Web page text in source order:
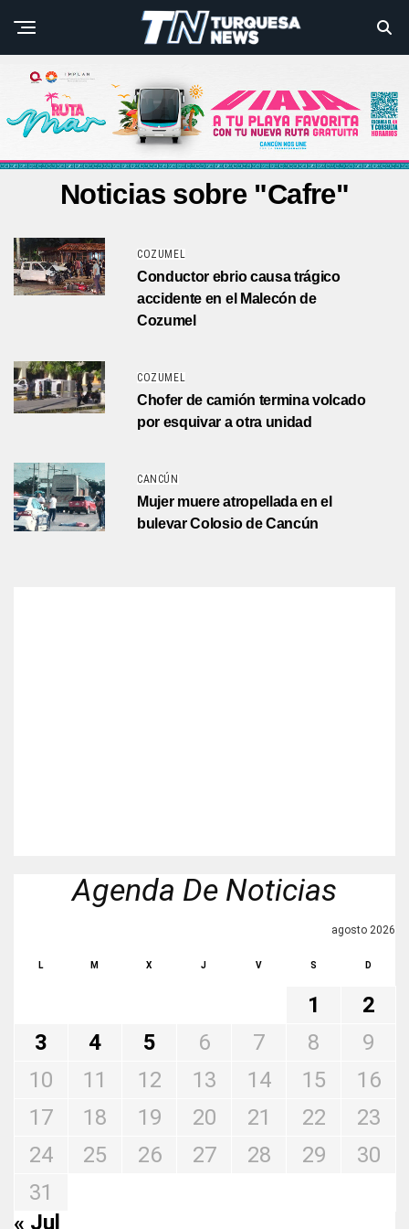
Noticias sobre "Cafre"
COZUMEL
Conductor ebrio causa trágico
accidente en el Malecón de
Cozumel
COZUMEL
Chofer de camión termina volcado
por esquivar a otra unidad
CANCÚN
Mujer muere atropellada en el
bulevar Colosio de Cancún
Agenda De Noticias
agosto 2026
L M X J V S D
1
2
3
4 5 6 7 8
9
10
11 12 13 14 15
16
17
18 19 20 21 22
23
24
25 26 27 28 29
30
31
« Jul